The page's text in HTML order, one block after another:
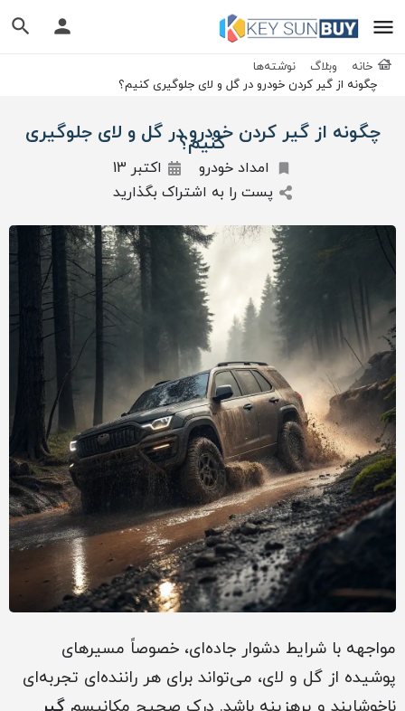
خانه وبلاگ
نوشته‌ها
چگونه از گیر کردن خودرو در گل و لای جلوگیری کنیم؟
چگونه از گیر کردن خودرو در گل و لای جلوگیری
کنیم؟
امداد خودرو
اکتبر 13
پست را به اشتراک بگذارید
مواجهه با شرایط دشوار جاده‌ای، خصوصاً مسیرهای
پوشیده از گل و لای، می‌تواند برای هر راننده‌ای تجربه‌ای